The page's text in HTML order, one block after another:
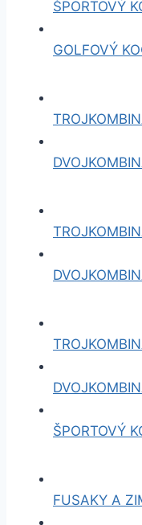
ŠPORTOVÝ
GOLFOVÝ
ŠPORTOVÝ
FUSAKY A